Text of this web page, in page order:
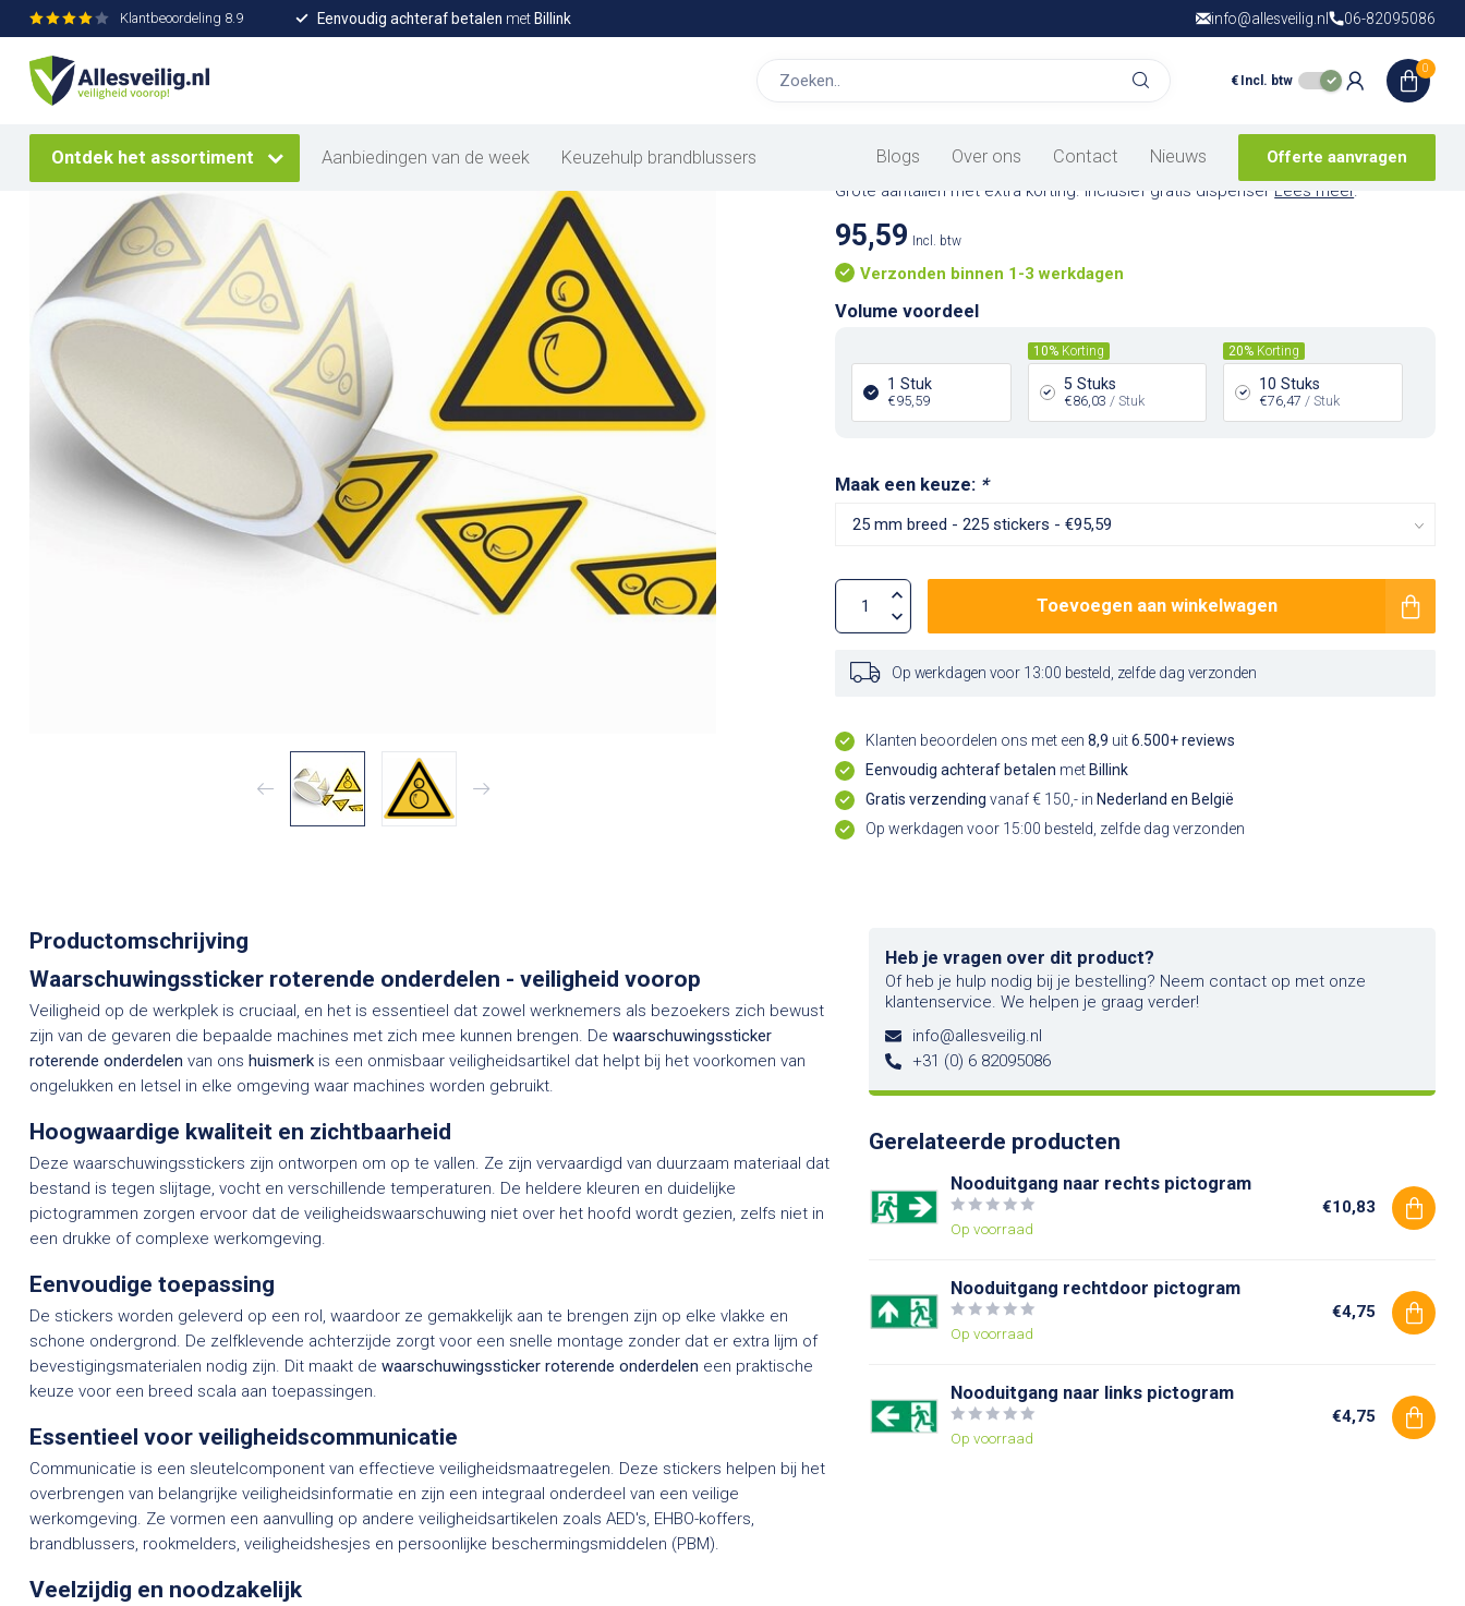
Klantbeoordeling 8.9 Eenvoudig achteraf betalen metBillink Gratis verzendingvanaf € 150,- in
info@allesveilig.nl 06-82095086
€ Incl. btw
0
Ontdek het assortiment Aanbiedingen van de week Keuzehulp brandblussers Blogs Over ons Contact Nieuws Offerte aanvragen
Home / Waarschuwingssticker roterende onderdelen, op rol
onderdelen, op rol
Grote aantallen met extra korting. Inclusief gratis dispenser Lees meer.
95,59 Incl. btw
Verzonden binnen 1-3 werkdagen
Volume voordeel
1 Stuk
€95,59
10%Korting
5 Stuks
€86,03 / Stuk
20% Korting
10 Stuks
€76,47 / Stuk
Maak een keuze: *
Toevoegen aan winkelwagen
Op werkdagen voor 13:00 besteld, zelfde dag verzonden
Klanten beoordelen ons met een8,9 uit6.500+ reviews
Eenvoudig achteraf betalen met Billink
Gratis verzending vanaf € 150,- in Nederland en België
Op werkdagen voor 15:00 besteld, zelfde dag verzonden
Productomschrijving
Waarschuwingssticker roterende onderdelen - veiligheid voorop
Veiligheid op de werkplek is cruciaal, en het is essentieel dat zowel werknemers als bezoekers zich bewust
zijn van de gevaren die bepaalde machines met zich mee kunnen brengen. De waarschuwingssticker
roterende onderdelen van ons huismerk is een onmisbaar veiligheidsartikel dat helpt bij het voorkomen van
ongelukken en letsel in elke omgeving waar machines worden gebruikt.
Hoogwaardige kwaliteit en zichtbaarheid
Deze waarschuwingsstickers zijn ontworpen om op te vallen. Ze zijn vervaardigd van duurzaam materiaal dat
bestand is tegen slijtage, vocht en verschillende temperaturen. De heldere kleuren en duidelijke
pictogrammen zorgen ervoor dat de veiligheidswaarschuwing niet over het hoofd wordt gezien, zelfs niet in
een drukke of complexe werkomgeving.
Eenvoudige toepassing
De stickers worden geleverd op een rol, waardoor ze gemakkelijk aan te brengen zijn op elke vlakke en
schone ondergrond. De zelfklevende achterzijde zorgt voor een snelle montage zonder dat er extra lijm of
bevestigingsmaterialen nodig zijn. Dit maakt de waarschuwingssticker roterende onderdelen een praktische
keuze voor een breed scala aan toepassingen.
Essentieel voor veiligheidscommunicatie
Communicatie is een sleutelcomponent van effectieve veiligheidsmaatregelen. Deze stickers helpen bij het
overbrengen van belangrijke veiligheidsinformatie en zijn een integraal onderdeel van een veilige
werkomgeving. Ze vormen een aanvulling op andere veiligheidsartikelen zoals AED's, EHBO-koffers,
brandblussers, rookmelders, veiligheidshesjes en persoonlijke beschermingsmiddelen (PBM).
Veelzijdig en noodzakelijk
Heb je vragen over dit product?
Of heb je hulp nodig bij je bestelling? Neem contact op met onze
klantenservice. We helpen je graag verder!
info@allesveilig.nl
+31 (0) 6 82095086
Gerelateerde producten
Nooduitgang naar rechts pictogram
Op voorraad
€10,83
Nooduitgang rechtdoor pictogram
Op voorraad
€4,75
Nooduitgang naar links pictogram
Op voorraad
€4,75